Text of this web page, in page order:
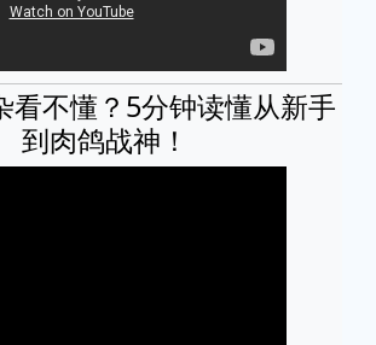
看不懂？5分钟读懂从新手
到肉鸽战神！